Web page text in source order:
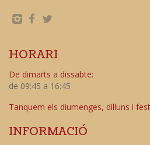
HORARI
De dimarts a dissabte:
de 09:45 a 16:45
Tanquem els diumenges, dilluns i
INFORMACIÓ